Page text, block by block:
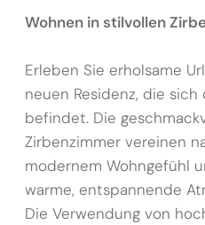
Wohnen in stilvollen
Erleben Sie erholsame
neuen Residenz, die
befindet. Die
Zirbenzimmer vereinen
modernem Wohngefühl
warme, entspannende
Die Verwendung von